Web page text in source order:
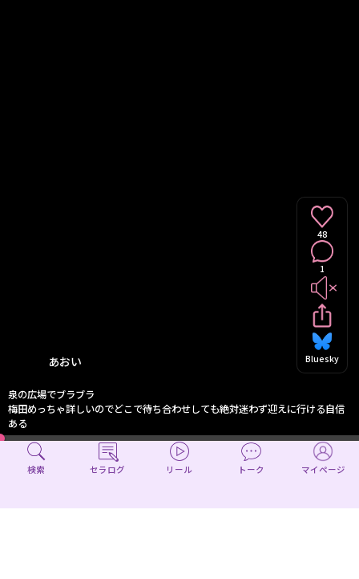
48
1
Bluesky
あおい
泉の広場でブラブラ
梅田めっちゃ詳しいのでどこで待ち合わせしても絶対迷わず迎えに行ける自信
ある
検索 セラログ リール トーク マイページ